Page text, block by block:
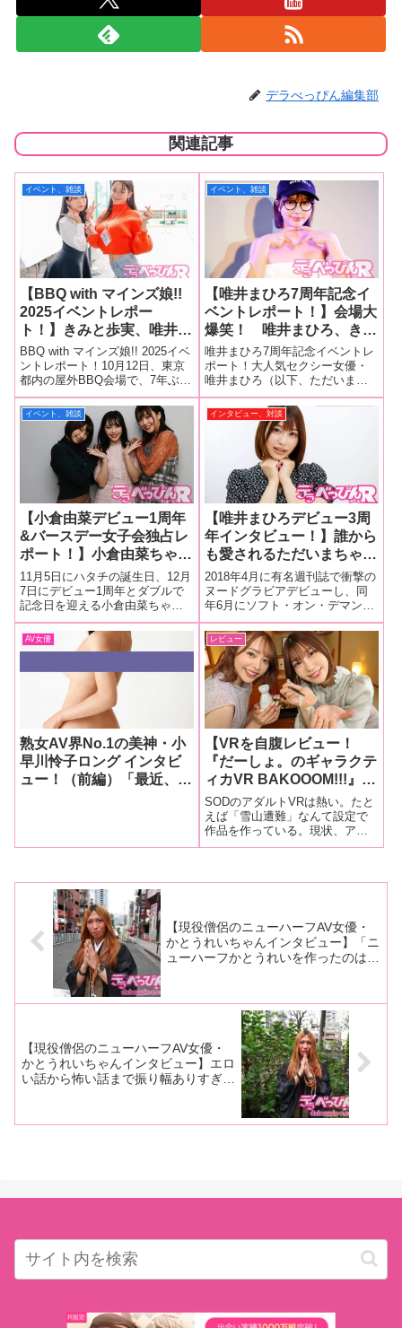
デラべっぴん編集部
関連記事
イベント、雑談
【BBQ with マインズ娘!!
2025イベントレポー
ト！】きみと歩実、唯井ま
ひろ、田野憂、桃園怜奈、
栗山莉緒、善場まみ、
RUU、みひな、清野咲、
花守夏歩、一宮るい、福原
みな、本城はな、山田鈴
奈、幸村泉希、渡来ふうの
超豪華マインズ娘と
BBQ！
BBQ with マインズ娘!! 2025イベ
ントレポート！10月12日、東京
都内の屋外BBQ会場で、7年ぶり
に復活した「BBQ with マインズ
娘!! 2025」が、大手AV芸能事務
所・マインズ主催のもと盛大に
開催されました！一瞬の曇り
イベント、雑談
【唯井まひろ7周年記念イ
ベントレポート！】会場大
爆笑！ 唯井まひろ、きし
たかの＆ガクヅケと挑んだ
大喜利・漫才・コント三本
勝負！ 笑いに包まれた7
周年！【本人コメントあ
り】
唯井まひろ7周年記念イベントレ
ポート！大人気セクシー女優・
唯井まひろ（以下、ただいま）
ちゃんが、今年でデビュー7周年
を迎えました。お笑い好きが高
じて、2023年、2024年と連続で
漫才やコントに挑戦してきたた
だいまちゃんですが、今年はさ
イベント、雑談
【小倉由菜デビュー1周年
&バースデー女子会独占レ
ポート！】小倉由菜ちゃん
のハタチを祝うイベントは
超満員！ ゲストには三田
杏ちゃん、唯井まひろちゃ
んと超豪華メンバーが駆け
付け女子会ぶっちゃけトー
11月5日にハタチの誕生日、12月
7日にデビュー1周年とダブルで
記念日を迎える小倉由菜ちゃん
が両方を祝うイベントを開
催！ 11月7日、新宿にあるネイ
キッドロフトで行われた「おぐ
女子会」の模様を独占レポート
インタビュー、対談
【唯井まひろデビュー3周
年インタビュー！】誰から
も愛されるただいまちゃん
が3周年を迎えますますア
ダルティに！「3年目は淫
語も頑張りたいです」と大
胆宣言！【前編】
2018年4月に有名週刊誌で衝撃の
ヌードグラビアデビューし、同
年6月にソフト・オン・デマンド
からAVデビューを果たした唯井
まひろちゃん。その快進撃は続
きスカパー!アダルト放送大賞
2019新人賞受賞、SOD
AWARD2019最優秀新人賞受賞
AV女優
熟女AV界No.1の美神・小
早川怜子ロング インタビ
ュー！（前編）「最近、男
が……」
レビュー
【VRを自腹レビュー！
『だーしょ。のギャラクテ
ィカVR BAKOOOM!!!』第
4回】SODVRの野心作＜
領域展開サンドイッチVR
＞をレビュー！「顔が命の
VR」で小倉由菜＆唯井ま
セックス
SODのアダルトVRは熱い。たと
えば「雪山遭難」なんて設定で
作品を作っている。現状、アダ
ルトVRはイチャラブ系が多く、
のだが、そこをあえて雪山での
【現役僧侶のニューハーフAV女優・
かとうれいちゃんインタビュー】「ニ
ューハーフかとうれいを作ったのは◯
でずっと勃ちっぱなしなんです」中編
【現役僧侶のニューハーフAV女優・
かとうれいちゃんインタビュー】エロ
い話から怖い話まで振り幅ありすぎ！
がないですからね！」後編